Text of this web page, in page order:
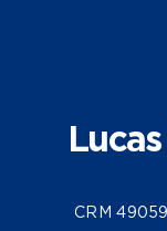
CRM